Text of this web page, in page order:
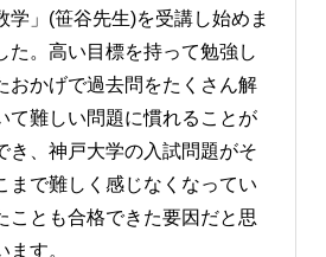
学」(笹谷先生)を受講し始めま
た。高い目標を持って勉強し
おかげで過去問をたくさん解
て難しい問題に慣れることが
き、神戸大学の入試問題がそ
まで難しく感じなくなってい
ことも合格できた要因だと思
ます。